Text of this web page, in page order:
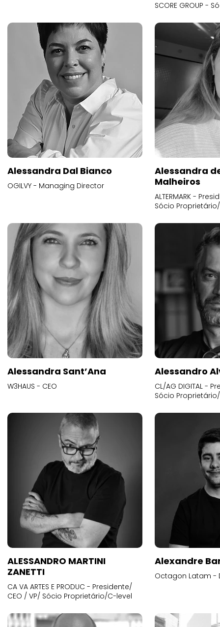
SCORE GROUP -
Alessandra Dal Bianco
OGILVY - Managing Director
Alessandra
Malheiros
ALTERMARK -
Sócio
Alessandra Sant’Ana
W3HAUS - CEO
Alessandro
CL/AG DIGITAL -
Sócio
ALESSANDRO MARTINI
ZANETTI
CA VA ARTES E PRODUC - Presidente/
CEO / VP/ Sócio Proprietário/C-level
Alexandre
Octagon Latam -